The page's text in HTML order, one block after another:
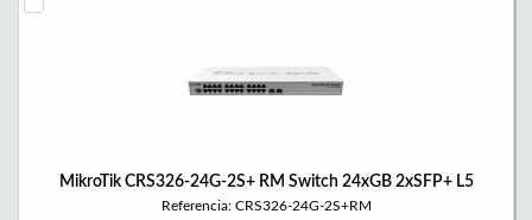
MikroTik CRS326-24G-2S+ RM Switch 24xGB 2xSFP+ L5
Referencia: CRS326-24G-2S+RM